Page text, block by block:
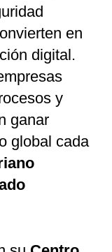
en
digital.
y
ganar
global cada